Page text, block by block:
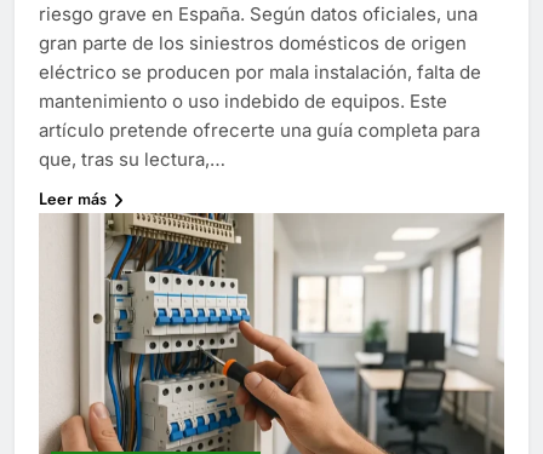
riesgo grave en España. Según datos oficiales, una
gran parte de los siniestros domésticos de origen
eléctrico se producen por mala instalación, falta de
mantenimiento o uso indebido de equipos. Este
artículo pretende ofrecerte una guía completa para
que, tras su lectura,…
Leer más